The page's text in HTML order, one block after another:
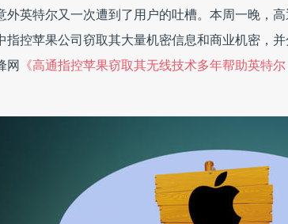
外英特尔又一次遭到了用户的吐槽。本周一晚，
指控苹果公司窃取其大量机密信息和商业机密，
网
《高通指控苹果窃取其无线技术多年帮助英特